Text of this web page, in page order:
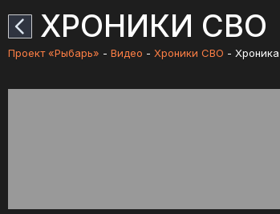
ХРОНИКИ СВО
Проект «Рыбарь» - Видео - Хроники СВО -